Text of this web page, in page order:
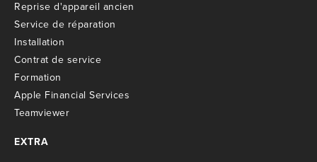
Reprise d'appareil ancien
Service de réparation
Installation
Contrat de service
Formation
Apple Financial Services
Teamviewer
EXTRA